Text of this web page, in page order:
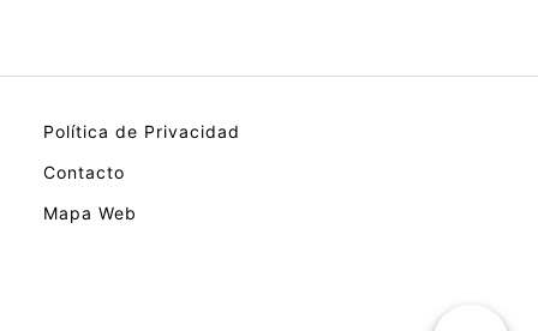
Política de Privacidad
Contacto
Mapa Web